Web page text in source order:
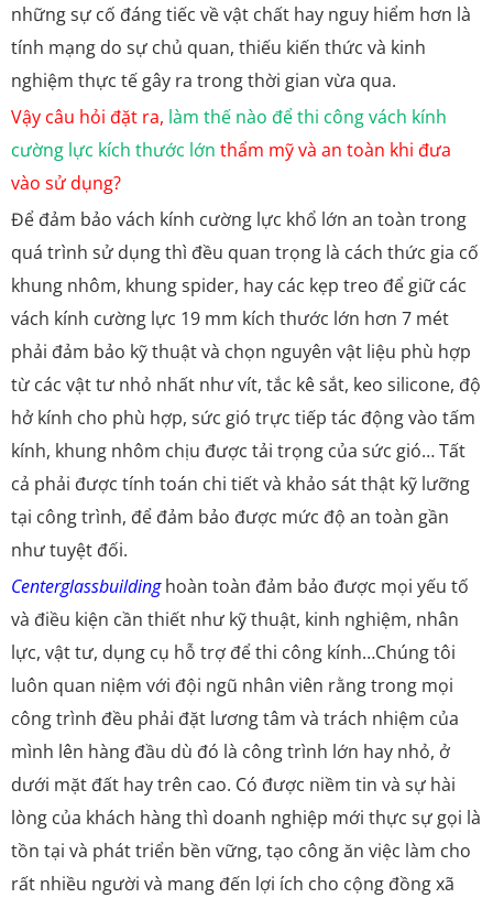
những sự cố đáng tiếc về vật chất hay nguy hiểm hơn là
tính mạng do sự chủ quan, thiếu kiến thức và kinh
nghiệm thực tế gây ra trong thời gian vừa qua.
Vậy câu hỏi đặt ra, làm thế nào để thi công vách kính
cường lực kích thước lớn thẩm mỹ và an toàn khi đưa
vào sử dụng?
Để đảm bảo vách kính cường lực khổ lớn an toàn trong
quá trình sử dụng thì đều quan trọng là cách thức gia cố
khung nhôm, khung spider, hay các kẹp treo để giữ các
vách kính cường lực 19 mm kích thước lớn hơn 7 mét
phải đảm bảo kỹ thuật và chọn nguyên vật liệu phù hợp
từ các vật tư nhỏ nhất như vít, tắc kê sắt, keo silicone, độ
hở kính cho phù hợp, sức gió trực tiếp tác động vào tấm
kính, khung nhôm chịu được tải trọng của sức gió… Tất
cả phải được tính toán chi tiết và khảo sát thật kỹ lưỡng
tại công trình, để đảm bảo được mức độ an toàn gần
như tuyệt đối.
Centerglassbuildinghoàn toàn đảm bảo được mọi yếu tố
và điều kiện cần thiết như kỹ thuật, kinh nghiệm, nhân
lực, vật tư, dụng cụ hỗ trợ để thi công kính…Chúng tôi
luôn quan niệm với đội ngũ nhân viên rằng trong mọi
công trình đều phải đặt lương tâm và trách nhiệm của
mình lên hàng đầu dù đó là công trình lớn hay nhỏ, ở
dưới mặt đất hay trên cao. Có được niềm tin và sự hài
lòng của khách hàng thì doanh nghiệp mới thực sự gọi là
tồn tại và phát triển bền vững, tạo công ăn việc làm cho
rất nhiều người và mang đến lợi ích cho cộng đồng xã